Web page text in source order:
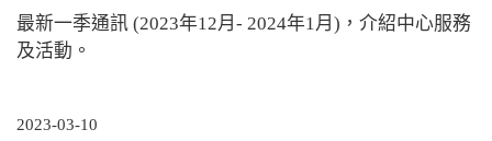
最新一季通訊 (2023年12月- 2024年1月)，介紹中心服務
及活動。
2023-03-10